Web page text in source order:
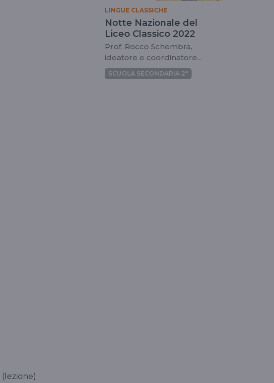
(lezione)
LINGUE CLASSICHE
Notte Nazionale del
Liceo Classico 2022
Prof. Rocco Schembra,
ideatore e coordinatore
dell'evento
SCUOLA SECONDARIA 2°